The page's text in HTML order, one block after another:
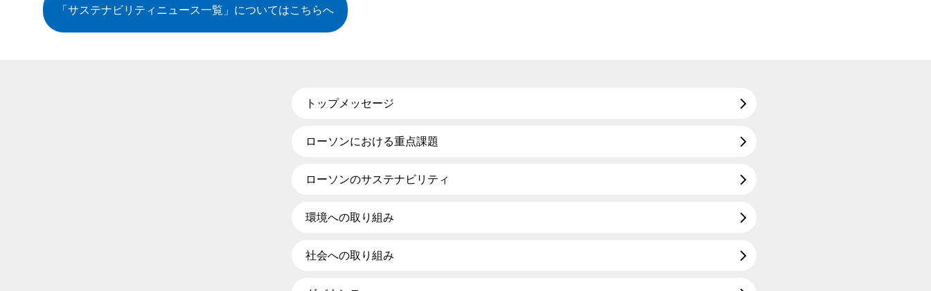
「サステナビリティニュース一覧」 についてはこちらへ
トップメッセージ
ローソンにおける重点課題
ローソンのサステナビリティ
環境への取り組み
社会への取り組み